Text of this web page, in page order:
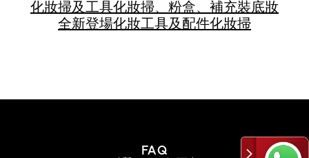
化妝掃及工具化妝掃、粉盒、補充裝底妝
全新登場化妝工具及配件化妝掃
FAQ